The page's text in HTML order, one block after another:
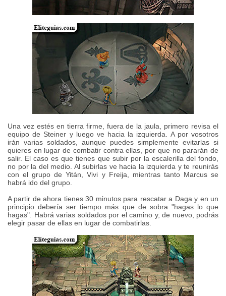
Una vez estés en tierra firme, fuera de la jaula, primero revisa el
equipo de Steiner y luego ve hacia la izquierda. A por vosotros
irán varias soldados, aunque puedes simplemente evitarlas si
quieres en lugar de combatir contra ellas, por que no pararán de
salir. El caso es que tienes que subir por la escalerilla del fondo,
no por la del medio. Al subirlas ve hacia la izquierda y te reunirás
con el grupo de Yitán, Vivi y Freija, mientras tanto Marcus se
habrá ido del grupo.
A partir de ahora tienes 30 minutos para rescatar a Daga y en un
principio debería ser tiempo más que de sobra "hagas lo que
hagas". Habrá varias soldados por el camino y, de nuevo, podrás
elegir pasar de ellas en lugar de combatirlas.